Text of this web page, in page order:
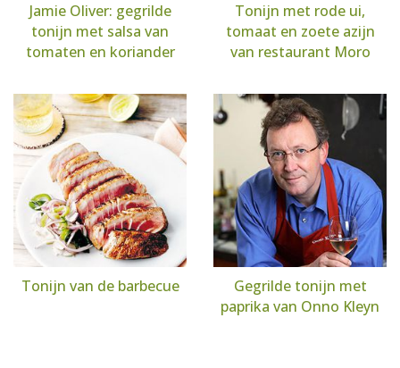
Jamie Oliver: gegrilde
tonijn met salsa van
tomaten en koriander
Tonijn met rode ui,
tomaat en zoete azijn
van restaurant Moro
Tonijn van de barbecue
Gegrilde tonijn met
paprika van Onno Kleyn